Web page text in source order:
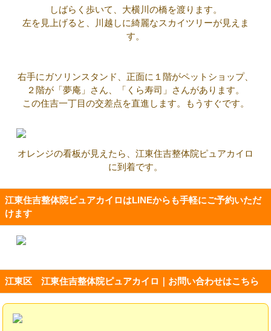
しばらく歩いて、大横川の橋を渡ります。
左を見上げると、川越しに綺麗なスカイツリーが見えま
す。
右手にガソリンスタンド、正面に１階がペットショップ、
２階が「夢庵」さん、「くら寿司」さんがあります。
この住吉一丁目の交差点を直進します。もうすぐです。
オレンジの看板が見えたら、江東住吉整体院ピュアカイロ
に到着です。
江東住吉整体院ピュアカイロはLINEからも手軽にご予約いただ
けます
江東区 江東住吉整体院ピュアカイロ｜お問い合わせはこちら